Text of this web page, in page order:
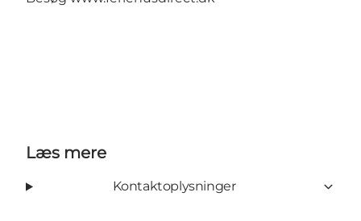
Læs mere
Kontaktoplysninger